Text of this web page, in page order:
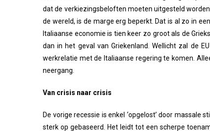
dat de verkiezingsbeloften moeten uitgesteld
de wereld, is de marge erg beperkt. Dat is al zo in
Italiaanse economie is tien keer zo groot als de
dan in het geval van Griekenland. Wellicht zal de
werkrelatie met de Italiaanse regering te komen.
neergang.
Van crisis naar crisis
De vorige recessie is enkel ‘opgelost’ door
sterk op gebaseerd. Het leidt tot een scherpe